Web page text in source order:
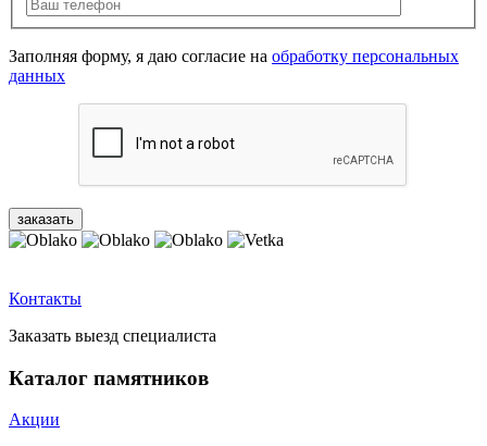
Заполняя форму, я даю согласие на обработку персональных
данных
Контакты
Заказать выезд специалиста
Каталог памятников
Акции